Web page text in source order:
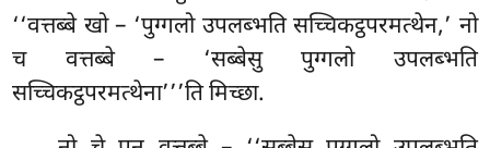
‘‘वत्तब्बे खो – ‘पुग्गलो उपलब्भति सच्चिकट्ठपरमत्थेन,’ नो
च वत्तब्बे – ‘सब्बेसु पुग्गलो उपलब्भति
सच्चिकट्ठपरमत्थेना’’’ति मिच्छा.